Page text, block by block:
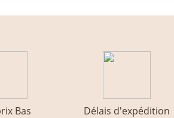
Bas Délais d'expédition